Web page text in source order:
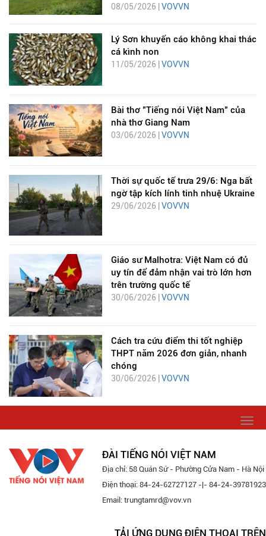
08/05/2026 | VOVVN
Lý Sơn khuyến cáo không khai thác
cá kình non
11/05/2026 | VOVVN
Bài thơ "Tiếng nói Việt Nam" của
nhà thơ Giang Nam
03/06/2026 | VOVVN
Thời sự quốc tế trưa 29/6: Nga bất
ngờ tập kích lính tinh nhuệ Ukraine
29/06/2026 | VOVVN
Giáo sư Malhotra: Việt Nam có đủ
uy tín để đảm nhận vai trò lớn hơn
trên trường quốc tế
30/06/2026 | VOVVN
Cách tra cứu điểm thi tốt nghiệp
THPT năm 2026 đơn giản, nhanh
chóng
30/06/2026 | VOVVN
ĐÀI TIẾNG NÓI VIỆT NAM
Địa chỉ: 58 Quán Sứ - Phường Cửa Nam - Hà Nội
Điện thoại: 84-24-62727127 -|- 84-24-39781923
Email: trungtamrd@vov.vn
TẢI ỨNG DỤNG ĐIỆN THOẠI TRÊN